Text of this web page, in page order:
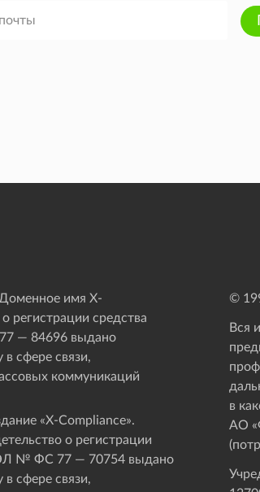
имя X-
регистрации средства
— 84696 выдано
сфере связи,
коммуникаций
«Х-Compliance».
о регистрации
№ ФС 77 — 70754 выдано
сфере связи,
©
Вся
в
АО